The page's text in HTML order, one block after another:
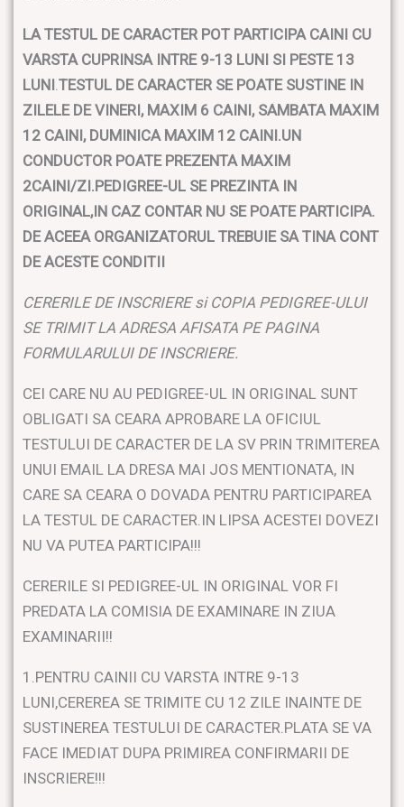
LA TESTUL DE CARACTER POT PARTICIPA CAINI CU
VARSTA CUPRINSA INTRE 9-13 LUNI SI PESTE 13
LUNI.TESTUL DE CARACTER SE POATE SUSTINE IN
ZILELE DE VINERI, MAXIM 6 CAINI, SAMBATA MAXIM
12 CAINI, DUMINICA MAXIM 12 CAINI.UN
CONDUCTOR POATE PREZENTA MAXIM
2CAINI/ZI.PEDIGREE-UL SE PREZINTA IN
ORIGINAL,IN CAZ CONTAR NU SE POATE PARTICIPA.
DE ACEEA ORGANIZATORUL TREBUIE SA TINA CONT
DE ACESTE CONDITII
CERERILE DE INSCRIERE si COPIA PEDIGREE-ULUI
SE TRIMIT LA ADRESA AFISATA PE PAGINA
FORMULARULUI DE INSCRIERE.
CEI CARE NU AU PEDIGREE-UL IN ORIGINAL SUNT
OBLIGATI SA CEARA APROBARE LA OFICIUL
TESTULUI DE CARACTER DE LA SV PRIN TRIMITEREA
UNUI EMAIL LA DRESA MAI JOS MENTIONATA, IN
CARE SA CEARA O DOVADA PENTRU PARTICIPAREA
LA TESTUL DE CARACTER.IN LIPSA ACESTEI DOVEZI
NU VA PUTEA PARTICIPA!!!
CERERILE SI PEDIGREE-UL IN ORIGINAL VOR FI
PREDATA LA COMISIA DE EXAMINARE IN ZIUA
EXAMINARII!!
1.PENTRU CAINII CU VARSTA INTRE 9-13
LUNI,CEREREA SE TRIMITE CU 12 ZILE INAINTE DE
SUSTINEREA TESTULUI DE CARACTER.PLATA SE VA
FACE IMEDIAT DUPA PRIMIREA CONFIRMARII DE
INSCRIERE!!!